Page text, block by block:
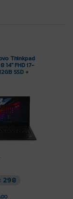
Thinkpad
14″ FHD i7-
SSD +
298